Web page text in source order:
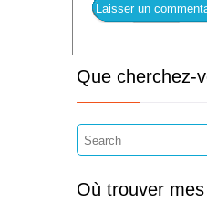
Que cherchez-
Où trouver